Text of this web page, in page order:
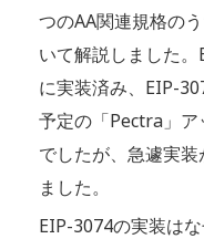
つのAA関連規格の
いて解説しました
に実装済み、EIP-
予定の「Pectra」
でしたが、急遽実
ました。
EIP-3074の実装は